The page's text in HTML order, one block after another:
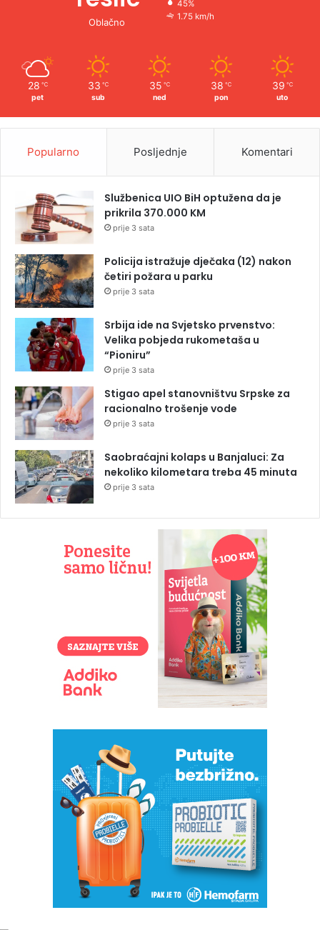
Oblačno
45%
1.75 km/h
28 ℃
pet
33 ℃
sub
35 ℃
ned
38 ℃
pon
39 ℃
uto
Popularno Posljednje Komentari
Službenica UIO BiH optužena da je
prikrila 370.000 KM
prije 3 sata
Policija istražuje dječaka (12) nakon
četiri požara u parku
prije 3 sata
Srbija ide na Svjetsko prvenstvo:
Velika pobjeda rukometaša u
“Pioniru”
prije 3 sata
Stigao apel stanovništvu Srpske za
racionalno trošenje vode
prije 3 sata
Saobraćajni kolaps u Banjaluci: Za
nekoliko kilometara treba 45 minuta
prije 3 sata